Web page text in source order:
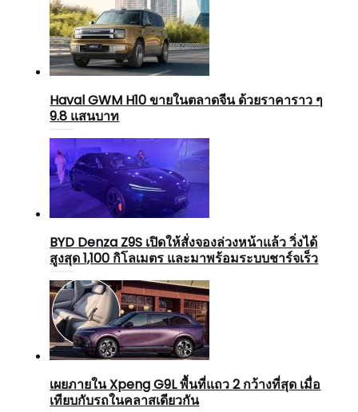
Haval GWM H10 ขายในตลาดจีน ด้วยราคาราว ๆ
9.8 แสนบาท
BYD Denza Z9S เปิดให้สั่งจองล่วงหน้าแล้ว วิ่งได้
สูงสุด 1,100 กิโลเมตร และมาพร้อมระบบชาร์จเร็ว
เผยภายใน Xpeng G9L พื้นที่แถว 2 กว้างที่สุด เมื่อ
เทียบกับรถในคลาสเดียวกัน